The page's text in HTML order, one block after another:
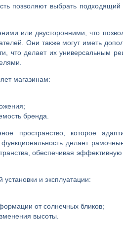
позволяют выбрать подходящий
или двусторонними, что
Они также могут иметь
что делает их универсальным
магазинам:
бренда.
пространство, которое
делает
обеспечивая
и эксплуатации:
от солнечных бликов;
высоты.